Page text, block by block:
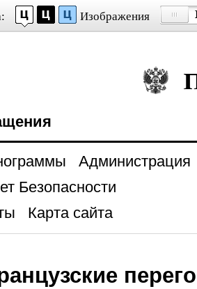
Изображения
Администрация
Безопасности
Карта сайта